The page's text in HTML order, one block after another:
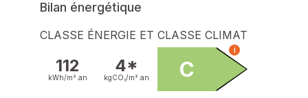
Prix de vente : 199 500 €
Honoraires charge vendeur
Contactez votre conseiller SAFTI : Maxime TURQUAND,
numéro 827478793
Bilan énergétique
CLASSE ÉNERGIE ET CLASSE CLIMAT
112
kWh/m². an
4*
kgCO₂/m². an C
i